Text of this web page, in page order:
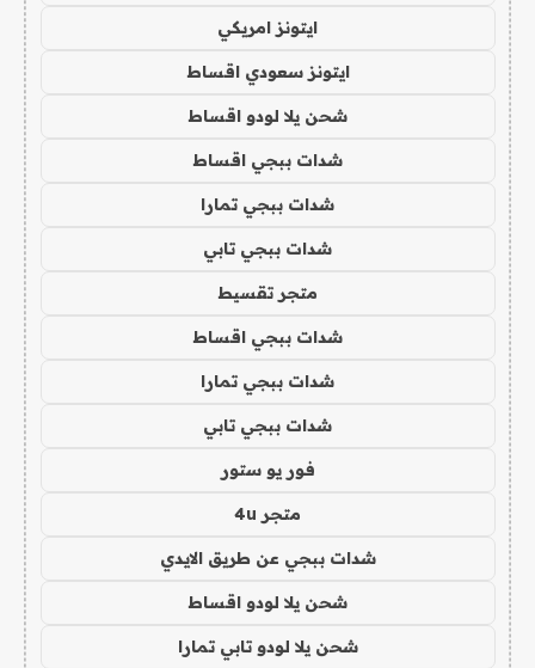
ايتونز امريكي
ايتونز سعودي اقساط
شحن يلا لودو اقساط
شدات ببجي اقساط
شدات ببجي تمارا
شدات ببجي تابي
متجر تقسيط
شدات ببجي اقساط
شدات ببجي تمارا
شدات ببجي تابي
فور يو ستور
متجر 4u
شدات ببجي عن طريق الايدي
شحن يلا لودو اقساط
شحن يلا لودو تابي تمارا